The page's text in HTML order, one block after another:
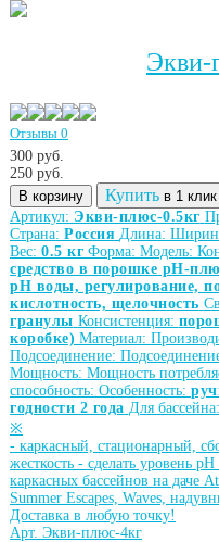
Экви-
Отзывы 0
300 руб.
250 руб.
В корзину
Купить в 1 клик
Артикул: Экви-плюс-0.5кг
Страна: Россия Длина:
Вес: 0.5 кг Форма: Модель:
средство в порошке рН-
рН воды, регулирование,
кислотность, щелочность
гранулы Консистенция:
коробке) Материал:
Подсоединение:
Мощность: Мощность
способность: Особенность:
годности 2 года Для бассейна:
※
- каркасный, стационарный,
жесткость - сделать уровень
каркасных бассейнов на даче
Summer Escapes, Waves,
Доставка в любую точку!
Арт. Экви-плюс-4кг